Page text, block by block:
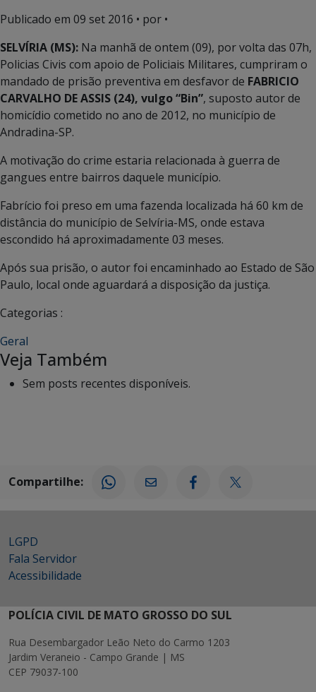
Publicado em 09 set 2016 • por •
SELVÍRIA (MS): Na manhã de ontem (09), por volta das 07h,
Policias Civis com apoio de Policiais Militares, cumpriram o
mandado de prisão preventiva em desfavor de FABRICIO
CARVALHO DE ASSIS (24), vulgo “Bin”, suposto autor de
homicídio cometido no ano de 2012, no município de
Andradina-SP.
A motivação do crime estaria relacionada à guerra de
gangues entre bairros daquele município.
Fabrício foi preso em uma fazenda localizada há 60 km de
distância do município de Selvíria-MS, onde estava
escondido há aproximadamente 03 meses.
Após sua prisão, o autor foi encaminhado ao Estado de São
Paulo, local onde aguardará a disposição da justiça.
Categorias :
Geral
Veja Também
Sem posts recentes disponíveis.
Compartilhe:
LGPD
Fala Servidor
Acessibilidade
POLÍCIA CIVIL DE MATO GROSSO DO SUL
Rua Desembargador Leão Neto do Carmo 1203
Jardim Veraneio - Campo Grande | MS
CEP 79037-100